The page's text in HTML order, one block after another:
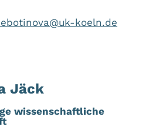
koeln.de
Jäck
wissenschaftliche